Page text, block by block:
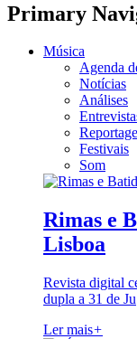
Primary
Música
Agenda
Notícias
Análises
Festivais
Som
Rimas e
Lisboa
Revista digital
dupla a 31 de Ju
Ler mais+